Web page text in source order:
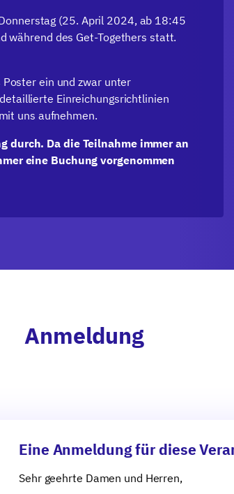
(25. April 2024, ab 18:45
während des Get-Togethers statt.
ein und zwar unter
Einreichungsrichtlinien
uns aufnehmen.
durch. Da die Teilnahme immer an
eine Buchung vorgenommen
Anmeldung
Eine Anmeldung für diese
Sehr geehrte Damen und Herren,